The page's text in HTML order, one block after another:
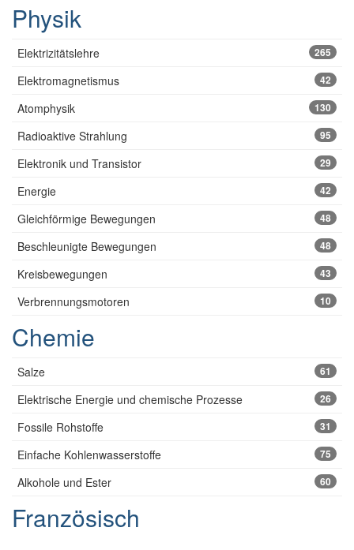
Physik
Elektrizitätslehre 265
Elektromagnetismus 42
Atomphysik 130
Radioaktive Strahlung 95
Elektronik und Transistor 29
Energie 42
Gleichförmige Bewegungen 48
Beschleunigte Bewegungen 48
Kreisbewegungen 43
Verbrennungsmotoren 10
Chemie
Salze 61
Elektrische Energie und chemische Prozesse 26
Fossile Rohstoffe 31
Einfache Kohlenwasserstoffe 75
Alkohole und Ester 60
Französisch